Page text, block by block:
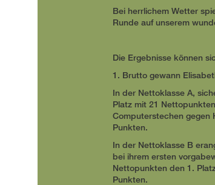
Bei herrlichem Wetter
Runde auf unserem
Die Ergebnisse können
1. Brutto gewann
In der Nettoklasse A,
Platz mit 21
Computerstechen gegen
Punkten.
In der Nettoklasse B
bei ihrem ersten
Nettopunkten den 1.
Punkten.